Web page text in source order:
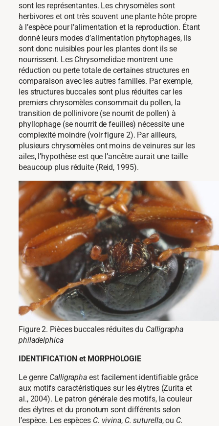
sont les représentantes. Les chrysomèles sont
herbivores et ont très souvent une plante hôte propre
à l’espèce pour l’alimentation et la reproduction. Étant
donné leurs modes d’alimentation phytophages, ils
sont donc nuisibles pour les plantes dont ils se
nourrissent. Les Chrysomelidae montrent une
réduction ou perte totale de certaines structures en
comparaison avec les autres familles. Par exemple,
les structures buccales sont plus réduites car les
premiers chrysomèles consommait du pollen, la
transition de pollinivore (se nourrit de pollen) à
phyllophage (se nourrit de feuilles) nécessite une
complexité moindre (voir figure 2). Par ailleurs,
plusieurs chrysomèles ont moins de veinures sur les
ailes, l’hypothèse est que l’ancêtre aurait une taille
beaucoup plus réduite (Reid, 1995).
Figure 2. Pièces buccales réduites du Calligrapha
philadelphica
IDENTIFICATION et MORPHOLOGIE
Le genre Calligrapha est facilement identifiable grâce
aux motifs caractéristiques sur les élytres (Zurita et
al., 2004). Le patron générale des motifs, la couleur
des élytres et du pronotum sont différents selon
l’espèce. Les espèces C. vivina, C. suturella, ou C.